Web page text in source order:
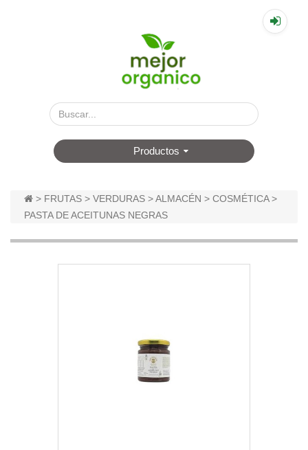
▤
Productos
> FRUTAS > VERDURAS >ALMACÉN > COSMÉTICA >
PASTA DE ACEITUNAS NEGRAS